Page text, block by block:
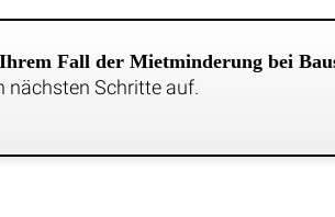
Fall der Mietminderung bei
nächsten Schritte auf.